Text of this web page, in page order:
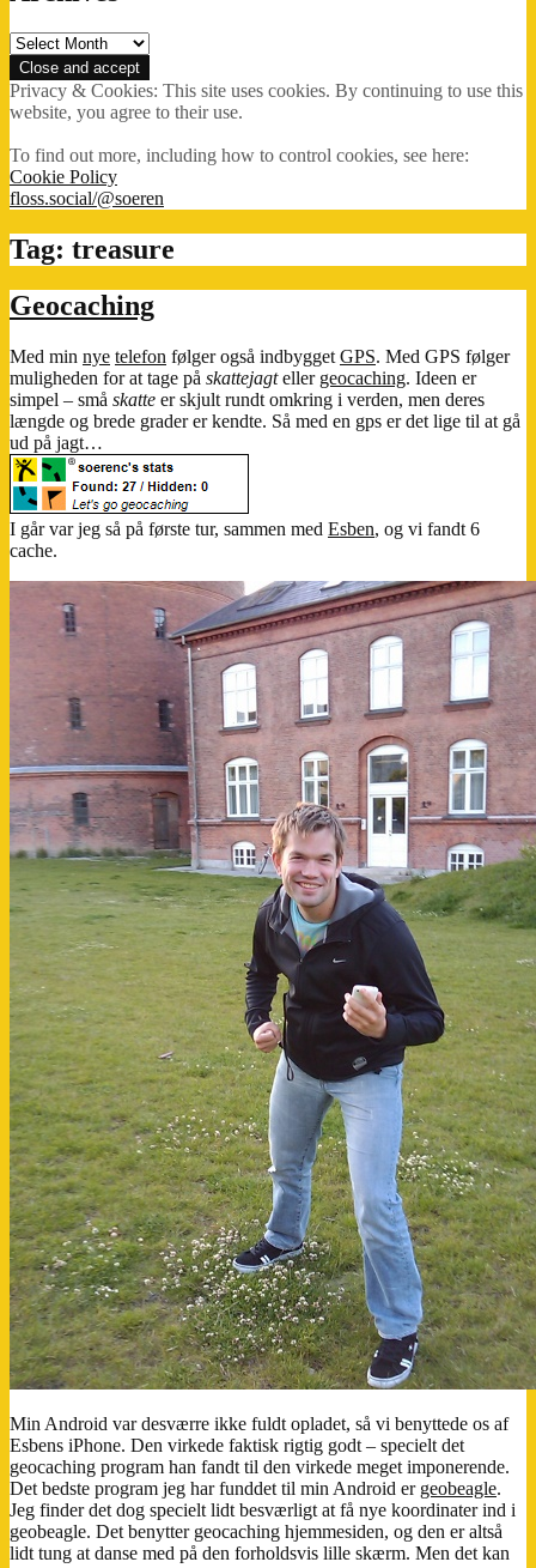
Archives
Privacy & Cookies: This site uses cookies. By continuing to use this
website, you agree to their use.
To find out more, including how to control cookies, see here:
Cookie Policy
floss.social/@soeren
Tag: treasure
Geocaching
Med min nye telefon følger også indbygget GPS. Med GPS følger
muligheden for at tage på skattejagteller geocaching. Ideen er
simpel – små skatte er skjult rundt omkring i verden, men deres
længde og brede grader er kendte. Så med en gps er det lige til at gå
ud på jagt…
I går var jeg så på første tur, sammen med Esben, og vi fandt 6
cache.
Min Android var desværre ikke fuldt opladet, så vi benyttede os af
Esbens iPhone. Den virkede faktisk rigtig godt – specielt det
geocaching program han fandt til den virkede meget imponerende.
Det bedste program jeg har funddet til min Android er geobeagle.
Jeg finder det dog specielt lidt besværligt at få nye koordinater ind i
geobeagle. Det benytter geocaching hjemmesiden, og den er altså
lidt tung at danse med på den forholdsvis lille skærm. Men det kan